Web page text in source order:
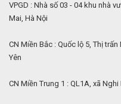
VPGD : Nhà số 03 - 04 khu nhà
Mai, Hà Nội
CN Miền Bắc : Quốc lộ 5, Thị
Yên
CN Miền Trung 1 : QL1A, xã